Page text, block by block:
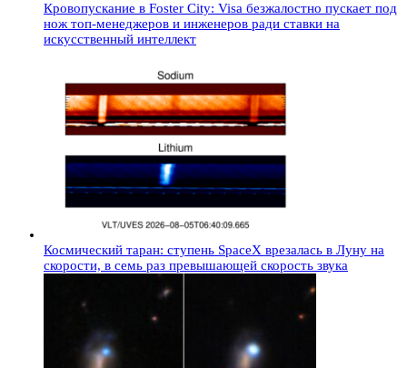
Кровопускание в Foster City: Visa безжалостно пускает под
нож топ-менеджеров и инженеров ради ставки на
искусственный интеллект
Космический таран: ступень SpaceX врезалась в Луну на
скорости, в семь раз превышающей скорость звука